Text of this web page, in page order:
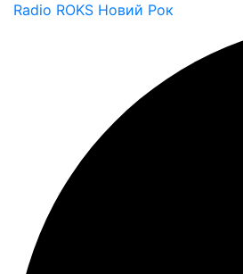
Radio ROKS Новий Рок